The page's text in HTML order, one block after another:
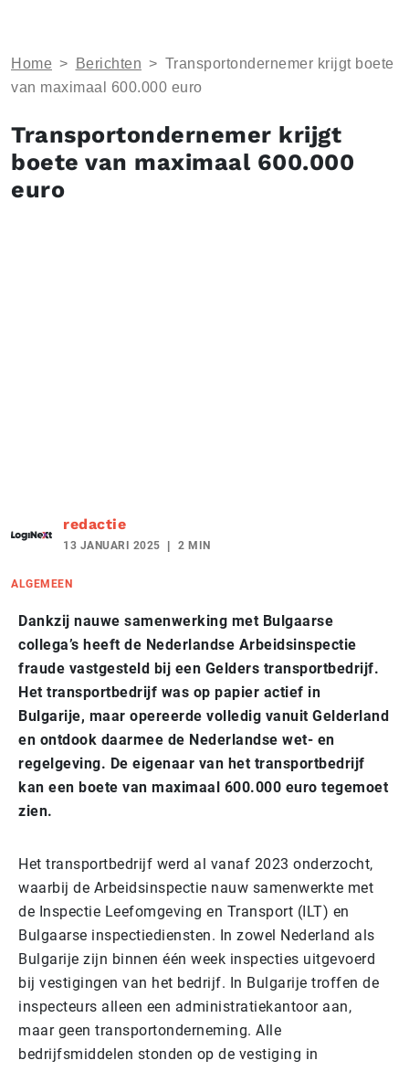
Home > Berichten > Transportondernemer krijgt boete
van maximaal 600.000 euro
Transportondernemer krijgt
boete van maximaal 600.000
euro
redactie
13 JANUARI 2025 2 MIN
ALGEMEEN
Dankzij nauwe samenwerking met Bulgaarse
collega’s heeft de Nederlandse Arbeidsinspectie
fraude vastgesteld bij een Gelders transportbedrijf.
Het transportbedrijf was op papier actief in
Bulgarije, maar opereerde volledig vanuit Gelderland
en ontdook daarmee de Nederlandse wet- en
regelgeving. De eigenaar van het transportbedrijf
kan een boete van maximaal 600.000 euro tegemoet
zien.
Het transportbedrijf werd al vanaf 2023 onderzocht,
waarbij de Arbeidsinspectie nauw samenwerkte met
de Inspectie Leefomgeving en Transport (ILT) en
Bulgaarse inspectiediensten. In zowel Nederland als
Bulgarije zijn binnen één week inspecties uitgevoerd
bij vestigingen van het bedrijf. In Bulgarije troffen de
inspecteurs alleen een administratiekantoor aan,
maar geen transportonderneming. Alle
bedrijfsmiddelen stonden op de vestiging in